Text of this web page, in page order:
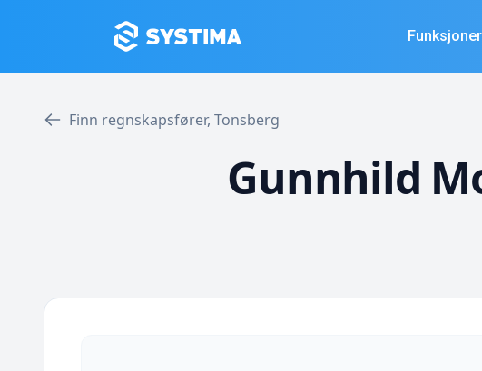
Funksjoner
Finn regnskapsfører, Tonsberg
Gunnhild